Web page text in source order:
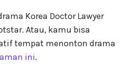
Korea Doctor Lawyer
Atau, kamu bisa
tempat menonton drama
ini.